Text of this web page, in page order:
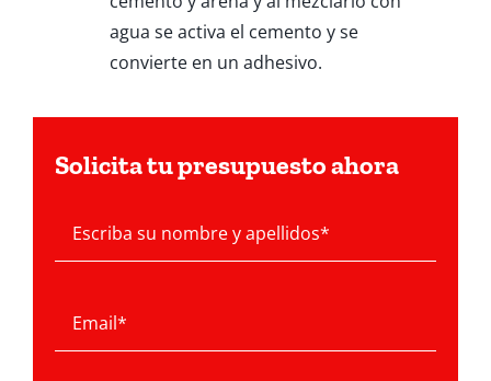
agua se activa el cemento y se
convierte en un adhesivo.
Solicita tu presupuesto ahora